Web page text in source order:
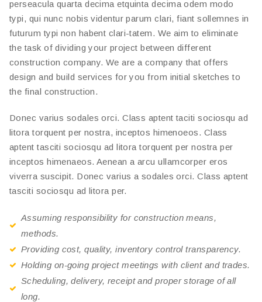
perseacula quarta decima etquinta decima odem modo
typi, qui nunc nobis videntur parum clari, fiant sollemnes in
futurum typi non habent clari-tatem. We aim to eliminate
the task of dividing your project between different
construction company. We are a company that offers
design and build services for you from initial sketches to
the final construction.
Donec varius sodales orci. Class aptent taciti sociosqu ad
litora torquent per nostra, inceptos himenoeos. Class
aptent tasciti sociosqu ad litora torquent per nostra per
inceptos himenaeos. Aenean a arcu ullamcorper eros
viverra suscipit. Donec varius a sodales orci. Class aptent
tasciti sociosqu ad litora per.
Assuming responsibility for construction means,
methods.
Providing cost, quality, inventory control transparency.
Holding on-going project meetings with client and trades.
Scheduling, delivery, receipt and proper storage of all
long.